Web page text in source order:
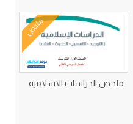
ملخص
ملخص الدراسات الاسلامية